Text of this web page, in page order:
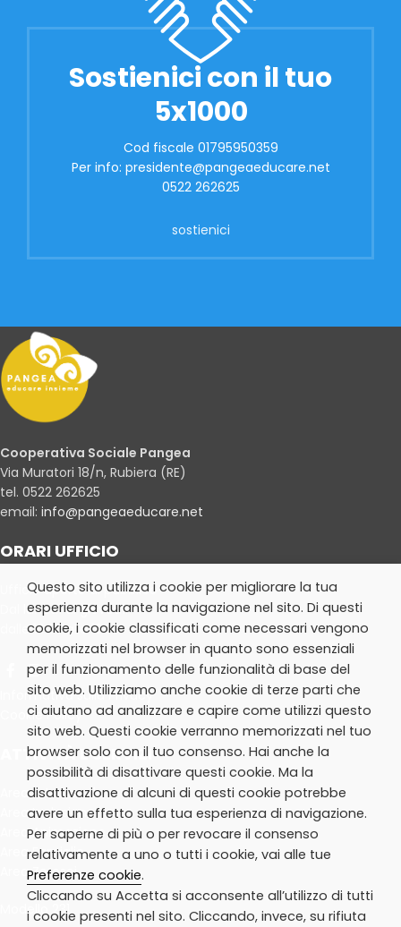
Sostienici con il tuo
5x1000
Cod fiscale 01795950359
Per info: presidente@pangeaeducare.net
0522 262625
sostienici
Cooperativa Sociale Pangea
Via Muratori 18/n, Rubiera (RE)
tel. 0522 262625
email: info@pangeaeducare.net
ORARI UFFICIO
Ufficio aperto al pubblico
Dal lunedì al giovedì:
dalle 10.30 alle 13.30
Informativa sulla Privacy
Cookie Policy
ATTIVITÀ E SERVIZI
Area Extrascuola
Area Inclusione
Area Animazione
Area Famiglie
Area Zerosei
Modello 231
Questo sito utilizza i cookie per migliorare la tua
esperienza durante la navigazione nel sito. Di questi
cookie, i cookie classificati come necessari vengono
memorizzati nel browser in quanto sono essenziali
per il funzionamento delle funzionalità di base del
sito web. Utilizziamo anche cookie di terze parti che
ci aiutano ad analizzare e capire come utilizzi questo
sito web. Questi cookie verranno memorizzati nel tuo
browser solo con il tuo consenso. Hai anche la
possibilità di disattivare questi cookie. Ma la
disattivazione di alcuni di questi cookie potrebbe
avere un effetto sulla tua esperienza di navigazione.
Per saperne di più o per revocare il consenso
relativamente a uno o tutti i cookie, vai alle tue
Preferenze cookie.
Cliccando su Accetta si acconsente all’utilizzo di tutti
i cookie presenti nel sito. Cliccando, invece, su rifiuta